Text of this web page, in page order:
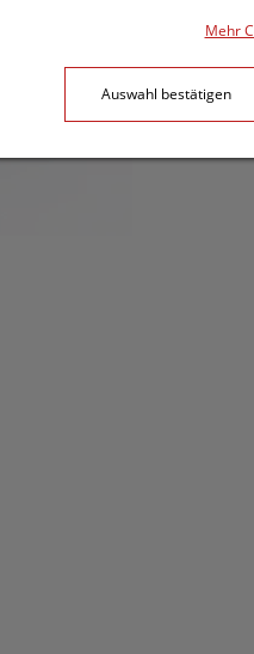
Mehr
Auswahl bestätigen